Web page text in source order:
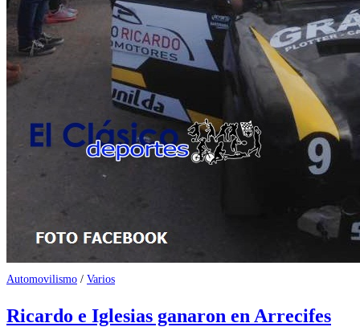
Automovilismo / Varios
Ricardo e Iglesias ganaron en Arrecifes